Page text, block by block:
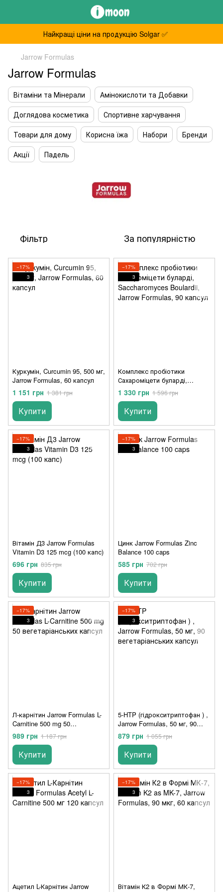
Найкращі ціни на продукцію Solgar ✅
Jarrow Formulas
Jarrow Formulas
Вітаміни та Мінерали
Амінокислоти та Добавки
Доглядова косметика
Спортивне харчування
Товари для дому
Корисна їжа Набори
Бренди
Акції
Падель
Фільтр За популярністю
−17%
3
Куркумін, Curcumin 95, 500 мг,
Jarrow Formulas, 60 капсул
1 151 грн 1 381 грн
Купити
−17%
3
Комплекс пробіотики
Сахароміцети буларді,
Saccharomyces Boulardii,
Jarrow Formulas, 90 капсул
1 330 грн 1 596 грн
Купити
−17%
3
Вітамін Д3 Jarrow Formulas
Vitamin D3 125 mcg (100 капс)
696 грн 835 грн
Купити
−17%
3
Цинк Jarrow Formulas Zinc
Balance 100 caps
585 грн 702 грн
Купити
−17%
3
Л-карнітин Jarrow Formulas L-
Carnitine 500 mg 50
вегетаріанських капсул
989 грн 1 187 грн
Купити
−17%
3
5-HTP (гідрокситриптофан ) ,
Jarrow Formulas, 50 мг, 90
вегетаріанських капсул
879 грн 1 055 грн
Купити
−17%
3
Ацетил L-Карнітин Jarrow
−17%
3
Вітамін К2 в Формі МК-7,